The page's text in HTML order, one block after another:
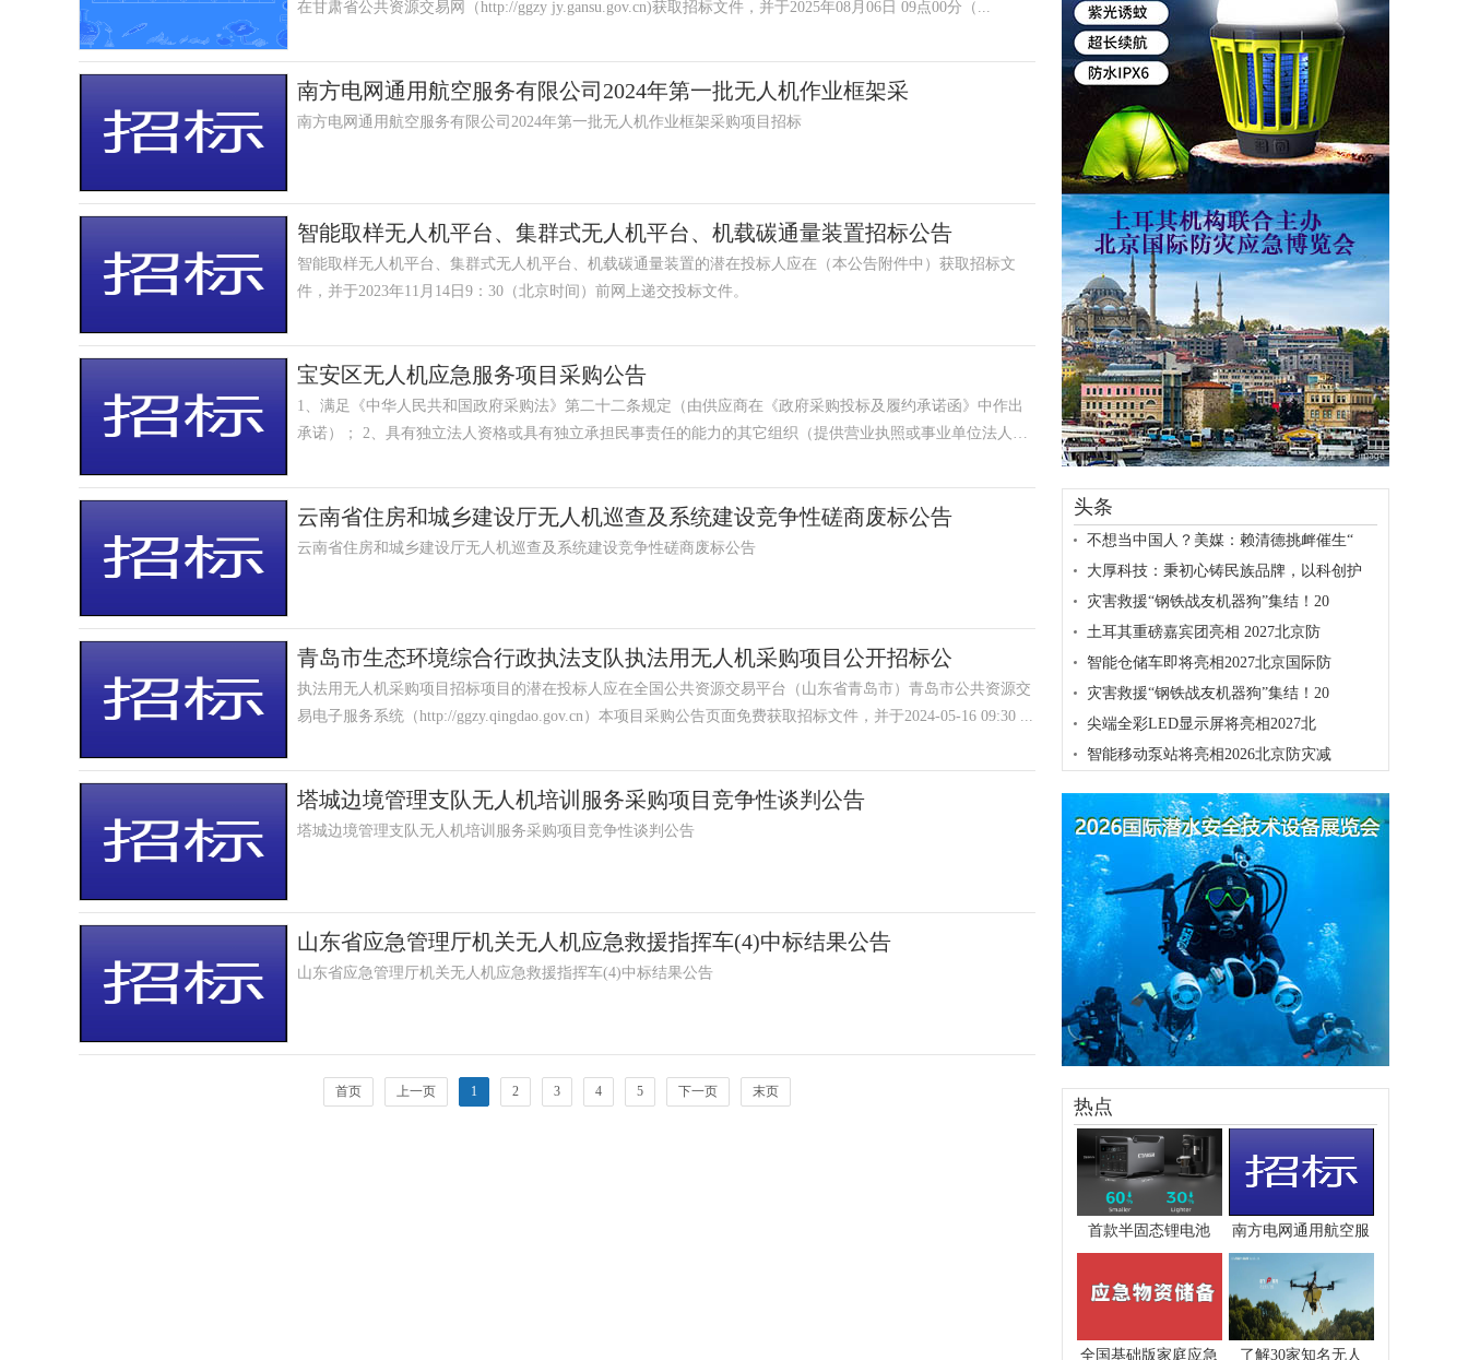
在甘肃省公共资源交易网（http://ggzy jy.gansu.gov.cn)获取招标文件，并于2025年08月06日 09点00分（...
南方电网通用航空服务有限公司2024年第一批无人机作业框架采
南方电网通用航空服务有限公司2024年第一批无人机作业框架采购项目招标
智能取样无人机平台、集群式无人机平台、机载碳通量装置招标公告
智能取样无人机平台、集群式无人机平台、机载碳通量装置的潜在投标人应在（本公告附件中）获取招标文
件，并于2023年11月14日9：30（北京时间）前网上递交投标文件。
宝安区无人机应急服务项目采购公告
1、满足《中华人民共和国政府采购法》第二十二条规定（由供应商在《政府采购投标及履约承诺函》中作出
承诺）； 2、具有独立法人资格或具有独立承担民事责任的能力的其它组织（提供营业执照或事业单位法人证
云南省住房和城乡建设厅无人机巡查及系统建设竞争性磋商废标公告
云南省住房和城乡建设厅无人机巡查及系统建设竞争性磋商废标公告
青岛市生态环境综合行政执法支队执法用无人机采购项目公开招标公
执法用无人机采购项目招标项目的潜在投标人应在全国公共资源交易平台（山东省青岛市）青岛市公共资源交
易电子服务系统（http://ggzy.qingdao.gov.cn）本项目采购公告页面免费获取招标文件，并于2024-05-16 09:30 ...
塔城边境管理支队无人机培训服务采购项目竞争性谈判公告
塔城边境管理支队无人机培训服务采购项目竞争性谈判公告
山东省应急管理厅机关无人机应急救援指挥车(4)中标结果公告
山东省应急管理厅机关无人机应急救援指挥车(4)中标结果公告
首页 上一页 1 2 3 4 5 下一页 末页
头条
不想当中国人？美媒：赖清德挑衅催生“
大厚科技：秉初心铸民族品牌，以科创护
灾害救援“钢铁战友机器狗”集结！20
土耳其重磅嘉宾团亮相 2027北京防
智能仓储车即将亮相2027北京国际防
灾害救援“钢铁战友机器狗”集结！20
尖端全彩LED显示屏将亮相2027北
智能移动泵站将亮相2026北京防灾减
热点
首款半固态锂电池 南方电网通用航空服
全国基础版家庭应急 了解30家知名无人